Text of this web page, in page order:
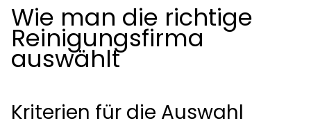
Wie man die richtige
Reinigungsfirma
auswählt
Kriterien für die Auswahl